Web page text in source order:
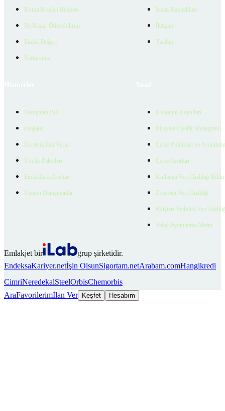
Konut Kredisi Rehberi
Ne Kadar Ödeyebilirim
Emlak Değeri
Verilerimiz
İnsan Kaynakları
İletişim
Yardım
Danışman Bul
Projeler
Ücretsiz İlan Verin
Üyelik Paketleri
EmlakZeka Asistan
Uzman Danışmanlar
Kullanım Koşulları
Bireysel Üyelik Sözleşmesi
Çerez Politikası ve
Çerez Ayarları
Kullanıcı Veri Gizliliği
Ziyaretçi Veri Gizliliği
Müşteri Yetkilisi Veri
Aday Aydınlatma Metni
Emlakjet bir
grup şirketidir.
EndeksaKariyer.netİşin OlsunSigortam.netArabam.comHangikredi
CimriNeredekalSteelOrbisChemorbis
AraFavorilerimİlan Ver Keşfet Hesabım